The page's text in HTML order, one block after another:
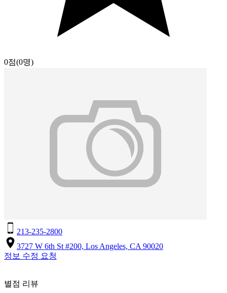
0점(0명)
213-235-2800
3727 W 6th St #200, Los Angeles, CA 90020
정보 수정 요청
별점 리뷰